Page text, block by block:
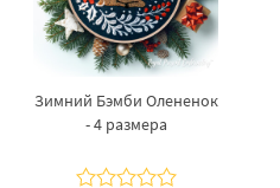
Зимний Бэмби Олененок
- 4 размера